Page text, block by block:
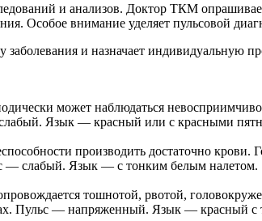
и анализов. Доктор ТКМ
Особое внимание уделяет пульсовой
и назначает индивидуальную
может наблюдаться
Язык — красный или с красными
производить достаточно крови.
— слабый. Язык — с тонким белым налетом.
тошнотой, рвотой,
Пульс — напряженный. Язык — красный